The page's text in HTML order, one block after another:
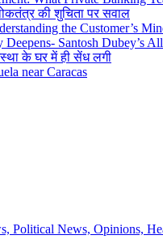
की शुचिता पर सवाल
the Customer’s
Santosh Dubey’s
के घर में ही सेंध लगी
near Caracas